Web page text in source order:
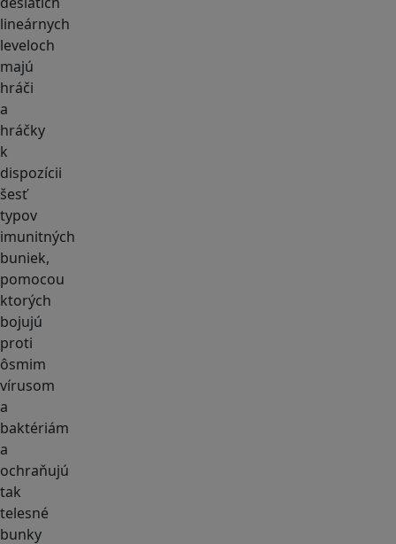
lineárnych
leveloch
majú
hráči
a
hráčky
k
dispozícii
šesť
typov
imunitných
buniek,
pomocou
ktorých
bojujú
proti
ôsmim
vírusom
a
baktériám
a
ochraňujú
tak
telesné
bunky